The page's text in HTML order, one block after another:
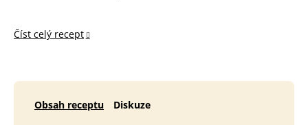
Číst celý recept
Obsah receptu Diskuze